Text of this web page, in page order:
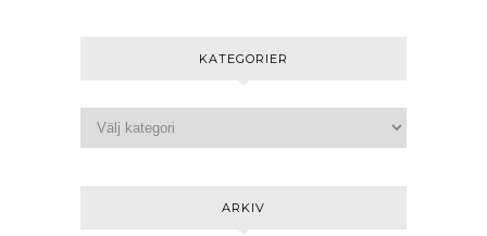
KATEGORIER
ARKIV